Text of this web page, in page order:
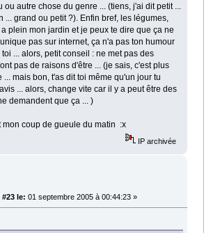
autre chose du genre ... (tiens, j'ai dit petit ...
... grand ou petit ?). Enfin bref, les légumes,
plein mon jardin et je peux te dire que ça ne
pas sur internet, ça n'a pas ton humour
toi ... alors, petit conseil : ne met pas des
pas de raisons d'être ... (je sais, c'est plus
mais bon, t'as dit toi même qu'un jour tu
... alors, change vite car il y a peut être des
demandent que ça ... )
mon coup de gueule du matin :x
IP archivée
le: 01 septembre 2005 à 00:44:23 »